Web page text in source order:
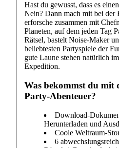
Hast du gewusst, dass es
Nein? Dann mach mit bei der
erforsche zusammen mit
Planeten, auf dem jeden Tag
Rätsel, bastelt Noise-Maker
beliebtesten Partyspiele der
gute Laune stehen natürlich
Expedition.
Was bekommst du mit
Party-Abenteuer?
Download-
Herunterladen und
Coole Weltraum-
6